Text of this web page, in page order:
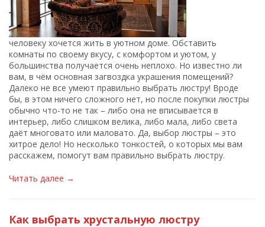
человеку хочется жить в уютном доме. Обставить
комнаты по своему вкусу, с комфортом и уютом, у
большинства получается очень неплохо. Но известно ли
вам, в чём основная загвоздка украшения помещений?
Далеко не все умеют правильно выбрать люстру! Вроде
бы, в этом ничего сложного нет, но после покупки люстры
обычно что-то не так – либо она не вписывается в
интерьер, либо слишком велика, либо мала, либо света
даёт многовато или маловато. Да, выбор люстры – это
хитрое дело! Но несколько тонкостей, о которых мы вам
расскажем, помогут вам правильно выбрать люстру.
Читать далее →
Как выбрать хрустальную люстру